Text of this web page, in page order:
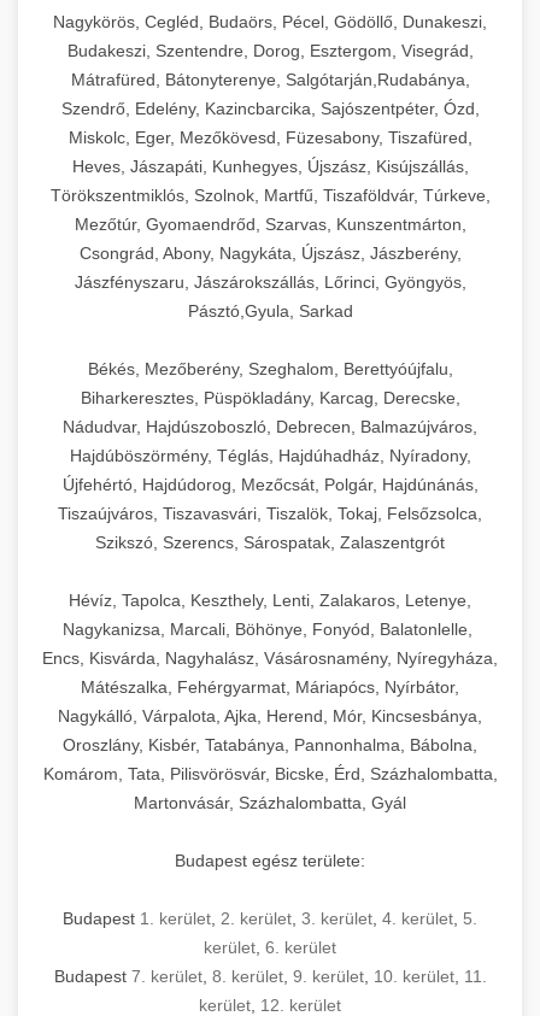
chef-iparikonyhagepek.hu
élelmiszer-előkészítéshez. Különböző reszelési
méretek különböző alkalmazásokhoz.
chef-iparikonyhagepek.hu
kereskedelmi sajtreszelő
🍳 28. Nagykonyhai
Berendezések
+
Teljes körű nagykonyhai berendezések és
professzionális vendéglátóipari kellékek.
Minden, ami szükséges éttermi és catering
műveletekhez.
chef-iparikonyhagepek.hu
kereskedelmi konyhai megoldások
Nagykörös, Cegléd, Budaörs, Pécel, Gödöllő, Dunakeszi,
Budakeszi, Szentendre, Dorog, Esztergom, Visegrád,
Mátrafüred, Bátonyterenye, Salgótarján,Rudabánya,
Szendrő, Edelény, Kazincbarcika, Sajószentpéter, Ózd,
Miskolc, Eger, Mezőkövesd, Füzesabony, Tiszafüred,
Heves, Jászapáti, Kunhegyes, Újszász, Kisújszállás,
Törökszentmiklós, Szolnok, Martfű, Tiszaföldvár, Túrkeve,
Mezőtúr, Gyomaendrőd, Szarvas, Kunszentmárton,
Csongrád, Abony, Nagykáta, Újszász, Jászberény,
Jászfényszaru, Jászárokszállás, Lőrinci, Gyöngyös,
Pásztó,Gyula, Sarkad
Békés, Mezőberény, Szeghalom, Berettyóújfalu,
Biharkeresztes, Püspökladány, Karcag, Derecske,
Nádudvar, Hajdúszoboszló, Debrecen, Balmazújváros,
Hajdúböszörmény, Téglás, Hajdúhadház, Nyíradony,
Újfehértó, Hajdúdorog, Mezőcsát, Polgár, Hajdúnánás,
Tiszaújváros, Tiszavasvári, Tiszalök, Tokaj, Felsőzsolca,
Szikszó, Szerencs, Sárospatak, Zalaszentgrót
Hévíz, Tapolca, Keszthely, Lenti, Zalakaros, Letenye,
Nagykanizsa, Marcali, Böhönye, Fonyód, Balatonlelle,
Encs, Kisvárda, Nagyhalász, Vásárosnamény, Nyíregyháza,
Mátészalka, Fehérgyarmat, Máriapócs, Nyírbátor,
Nagykálló, Várpalota, Ajka, Herend, Mór, Kincsesbánya,
Oroszlány, Kisbér, Tatabánya, Pannonhalma, Bábolna,
Komárom, Tata, Pilisvörösvár, Bicske, Érd, Százhalombatta,
Martonvásár, Százhalombatta, Gyál
Budapest egész területe:
Budapest 1. kerület 2. kerület 3. kerület 4. kerület 5.
kerület 6. kerület
Budapest 7. kerület, 8. kerület, 9. kerület, 10. kerület, 11.
kerület 12. kerület